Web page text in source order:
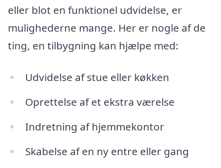
eller blot en funktionel udvidelse, er
mulighederne mange. Her er nogle af de
ting, en tilbygning kan hjælpe med:
Udvidelse af stue eller køkken
Oprettelse af et ekstra værelse
Indretning af hjemmekontor
Skabelse af en ny entre eller gang